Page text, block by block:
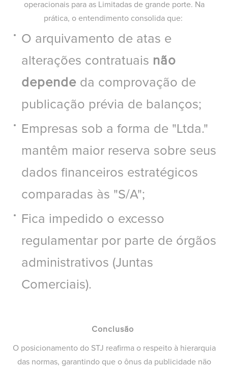
operacionais para as Limitadas de grande porte. Na
prática, o entendimento consolida que:
O arquivamento de atas e
alterações contratuais não
depende da comprovação de
publicação prévia de balanços;
Empresas sob a forma de "Ltda."
mantêm maior reserva sobre seus
dados financeiros estratégicos
comparadas às "S/A";
Fica impedido o excesso
regulamentar por parte de órgãos
administrativos (Juntas
Comerciais).
Conclusão
O posicionamento do STJ reafirma o respeito à hierarquia
das normas, garantindo que o ônus da publicidade não